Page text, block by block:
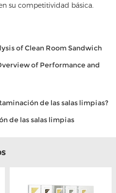
su competitividad básica.
of Clean Room Sandwich
of Performance and
de las salas limpias?
de las salas limpias